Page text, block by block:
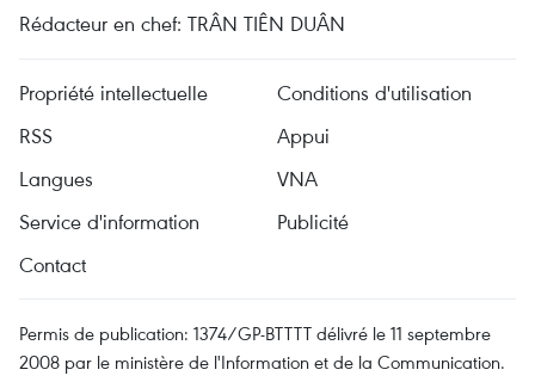
Rédacteur en chef: TRÂN TIÊN DUÂN
Propriété intellectuelle
Conditions d'utilisation
RSS
Appui
Langues
VNA
Service d'information
Publicité
Contact
Permis de publication: 1374/GP-BTTTT délivré le 11 septembre
2008 par le ministère de l'Information et de la Communication.